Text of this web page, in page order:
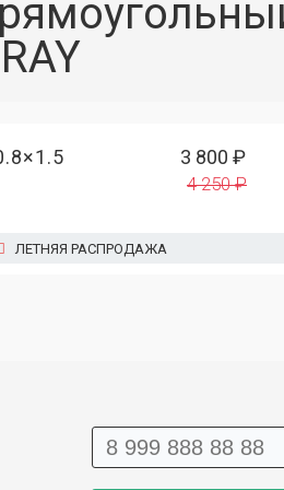
3 800 ₽
4 250 ₽
ЛЕТНЯЯ РАСПРОДАЖА